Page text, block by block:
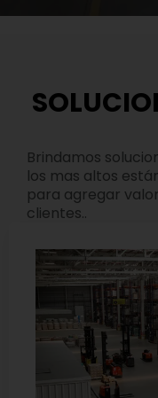
Brindamos
los mas altos
para agregar
clientes..